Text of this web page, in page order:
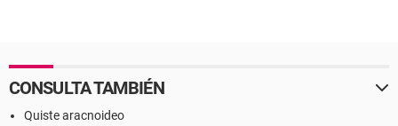
CONSULTA TAMBIÉN
Quiste aracnoideo